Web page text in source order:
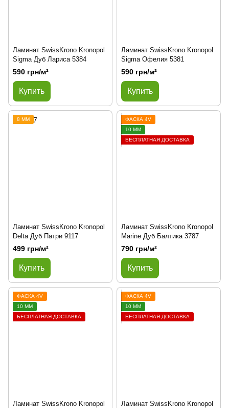
Ламинат SwissKrono Kronopol
Sigma Дуб Лариса 5384
590 грн/м²
Купить
Ламинат SwissKrono Kronopol
Sigma Офелия 5381
590 грн/м²
Купить
8 ММ
Ламинат SwissKrono Kronopol
Delta Дуб Патри 9117
499 грн/м²
Купить
ФАСКА 4V
10 ММ
БЕСПЛАТНАЯ ДОСТАВКА
Ламинат SwissKrono Kronopol
Marine Дуб Балтика 3787
790 грн/м²
Купить
ФАСКА 4V
10 ММ
БЕСПЛАТНАЯ ДОСТАВКА
Ламинат SwissKrono Kronopol
ФАСКА 4V
10 ММ
БЕСПЛАТНАЯ ДОСТАВКА
Ламинат SwissKrono Kronopol